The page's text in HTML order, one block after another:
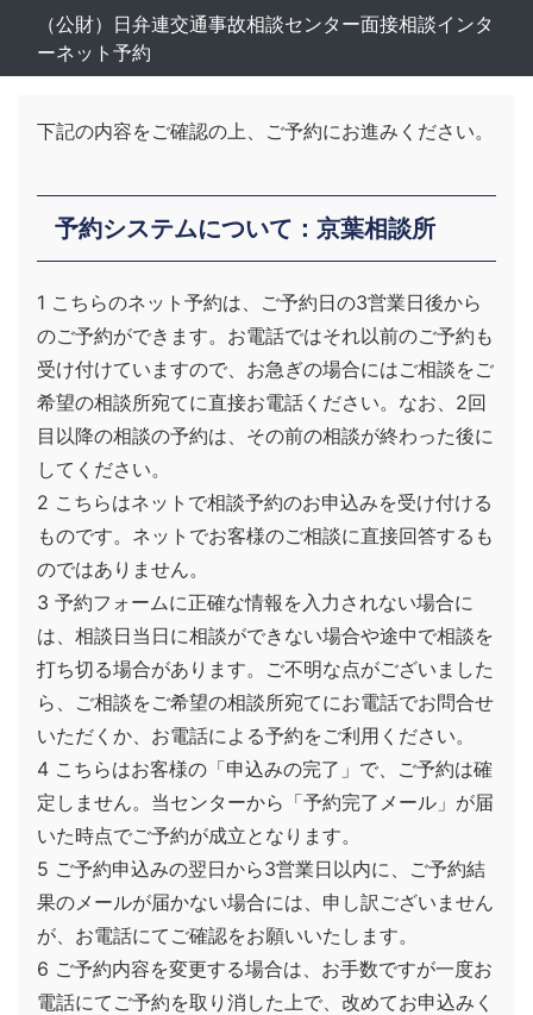
（公財）日弁連交通事故相談センター面接相談インタ
ーネット予約
下記の内容をご確認の上、ご予約にお進みください。
予約システムについて：京葉相談所
1 こちらのネット予約は、ご予約日の3営業日後から
のご予約ができます。お電話ではそれ以前のご予約も
受け付けていますので、お急ぎの場合にはご相談をご
希望の相談所宛てに直接お電話ください。なお、2回
目以降の相談の予約は、その前の相談が終わった後に
してください。
2 こちらはネットで相談予約のお申込みを受け付ける
ものです。ネットでお客様のご相談に直接回答するも
のではありません。
3 予約フォームに正確な情報を入力されない場合に
は、相談日当日に相談ができない場合や途中で相談を
打ち切る場合があります。ご不明な点がございました
ら、ご相談をご希望の相談所宛てにお電話でお問合せ
いただくか、お電話による予約をご利用ください。
4 こちらはお客様の「申込みの完了」で、ご予約は確
定しません。当センターから「予約完了メール」が届
いた時点でご予約が成立となります。
5 ご予約申込みの翌日から3営業日以内に、ご予約結
果のメールが届かない場合には、申し訳ございません
が、お電話にてご確認をお願いいたします。
6 ご予約内容を変更する場合は、お手数ですが一度お
電話にてご予約を取り消した上で、改めてお申込みく